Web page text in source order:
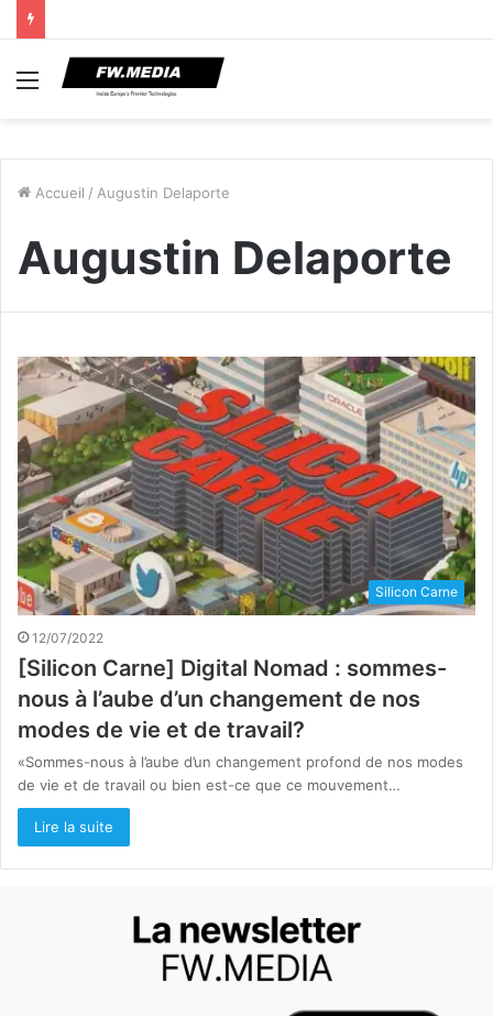
Menu
Accueil / Augustin Delaporte
Augustin Delaporte
Silicon Carne
12/07/2022
[Silicon Carne] Digital Nomad : sommes-
nous à l’aube d’un changement de nos
modes de vie et de travail?
«Sommes-nous à l’aube d’un changement profond de nos modes
de vie et de travail ou bien est-ce que ce mouvement…
Lire la suite